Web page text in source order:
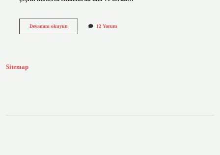
Devamını okuyunHelis
12 Yorum
Sitemap